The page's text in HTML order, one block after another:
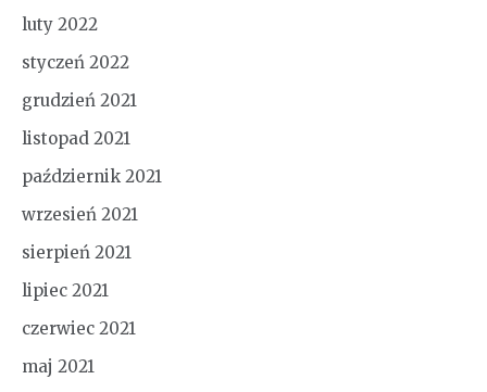
luty 2022
styczeń 2022
grudzień 2021
listopad 2021
październik 2021
wrzesień 2021
sierpień 2021
lipiec 2021
czerwiec 2021
maj 2021